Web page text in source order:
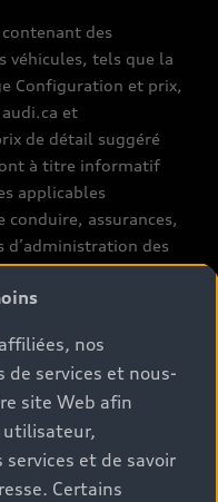
des
véhicules, tels que la
Configuration et prix,
et
de détail suggéré
à titre informatif
applicables
conduire, assurances,
des
et prix de vente réels
Les prix indiqués sur
tels que fixés par les
frais applicables tels
de
(pour les
des
pas les taxes de
nos
de services et nous-
site Web afin
utilisateur,
services et de savoir
Certains